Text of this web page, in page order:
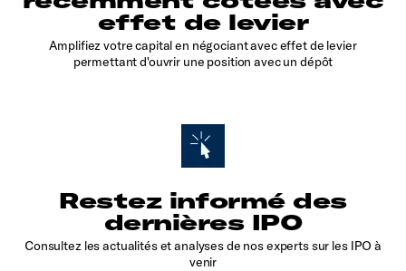
effet de levier
Amplifiez votre capital en négociant avec effet de levier
permettant d'ouvrir une position avec un dépôt
Restez informé des
dernières IPO
Consultez les actualités et analyses de nos experts sur les IPO à
venir